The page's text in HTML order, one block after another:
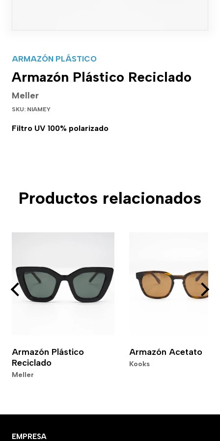
ARMAZÓN PLÁSTICO
Armazón Plástico Reciclado
Meller
SKU: NIAMEY
Filtro UV 100% polarizado
Productos relacionados
Armazón Plástico
Reciclado
Meller
Armazón Acetato
Kooks
EMPRESA